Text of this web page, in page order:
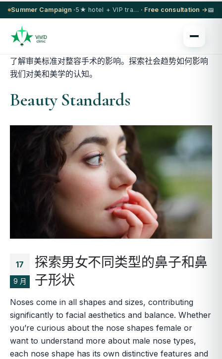
Summer Campaign · 5★ hotel + VIP transfer on select procedures · Free consultation →
了解审美标准对整容手术的影响。探索社会趋势如何影响
我们对美和美学的认知。
Beauty Standards
17
9 月
探索男女不同类型的鼻子和鼻
子形状
Noses come in all shapes and sizes, contributing
significantly to facial aesthetics and balance. Whether
you’re curious about the nose shapes female or
want to understand more about male nose types,
each nose shape has its own distinctive features and